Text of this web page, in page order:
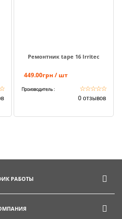
Ремонтник tape 16 Irritec
449.00грн / шт
Производитель : ☆☆☆☆☆
0 отзывов
РАБОТЫ